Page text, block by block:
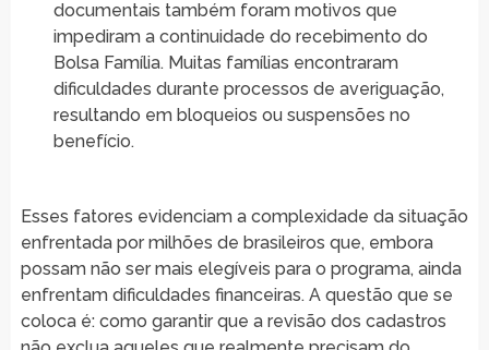
documentais também foram motivos que
impediram a continuidade do recebimento do
Bolsa Família. Muitas famílias encontraram
dificuldades durante processos de averiguação,
resultando em bloqueios ou suspensões no
benefício.
Esses fatores evidenciam a complexidade da situação
enfrentada por milhões de brasileiros que, embora
possam não ser mais elegíveis para o programa, ainda
enfrentam dificuldades financeiras. A questão que se
coloca é: como garantir que a revisão dos cadastros